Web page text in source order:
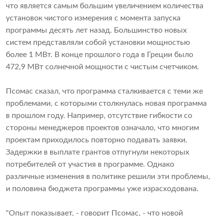
что является самым большим увеличением количества
установок чистого измерения с момента запуска
программы десять лет назад. Большинство новых
систем представляли собой установки мощностью
более 1 МВт. В конце прошлого года в Греции было
472,9 МВт солнечной мощности с чистым счетчиком.
Псомас сказал, что программа сталкивается с теми же
проблемами, с которыми столкнулась новая программа
в прошлом году. Например, отсутствие гибкости со
стороны менеджеров проектов означало, что многим
проектам приходилось повторно подавать заявки.
Задержки в выплате грантов отпугнули некоторых
потребителей от участия в программе. Однако
различные изменения в политике решили эти проблемы,
и половина бюджета программы уже израсходована.
"Опыт показывает, - говорит Псомас, - что новой